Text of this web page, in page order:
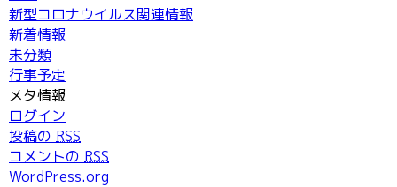
新型コロナウイルス関連情報
新着情報
未分類
行事予定
メタ情報
ログイン
投稿の RSS
コメントの RSS
WordPress.org